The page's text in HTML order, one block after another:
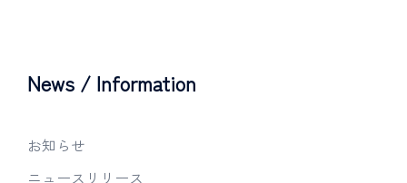
News / Information
お知らせ
ニュースリリース